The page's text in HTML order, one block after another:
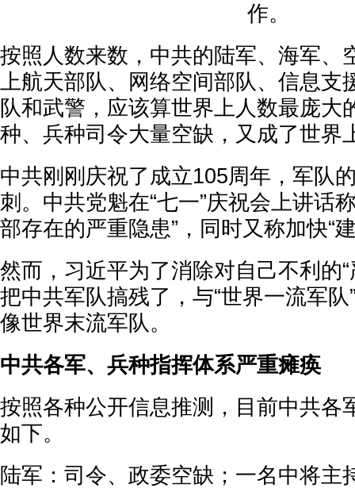
作。
按照人数来数，中共的陆军、海军、
上航天部队、网络空间部队、信息支
队和武警，应该算世界上人数最庞大
种、兵种司令大量空缺，又成了世界
中共刚刚庆祝了成立105周年，军队
刺。中共党魁在“七一”庆祝会上讲话
部存在的严重隐患”，同时又称加快“
然而，习近平为了消除对自己不利的
把中共军队搞残了，与“世界一流军
像世界末流军队。
中共各军、兵种指挥体系严重瘫痪
按照各种公开信息推测，目前中共各
如下。
陆军：司令、政委空缺；一名中将主